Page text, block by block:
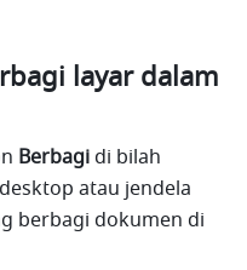
layar dalam
Berbagi di bilah
atau jendela
berbagi dokumen di